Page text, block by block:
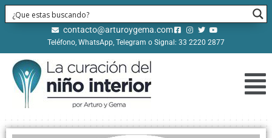
Teléfono, WhatsApp, Telegram o Signal: 33 2220 2877
contacto@arturoygema.com